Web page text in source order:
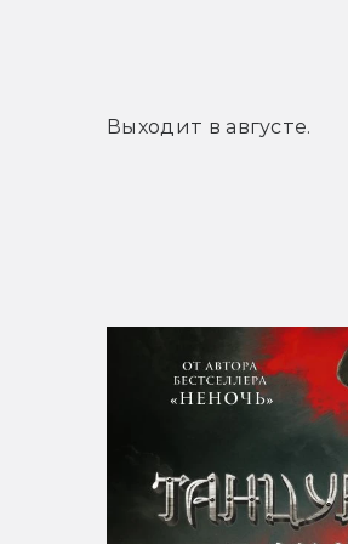
Лиза Ханетт,
Юн Ха Ли.
Дарси Литтл
Тэнси
Екатерина
Кен Лю. The
Женевьева
Мария
Джон Ширли.
Рэйчел
Соня Тааффе.
Выходит в августе.